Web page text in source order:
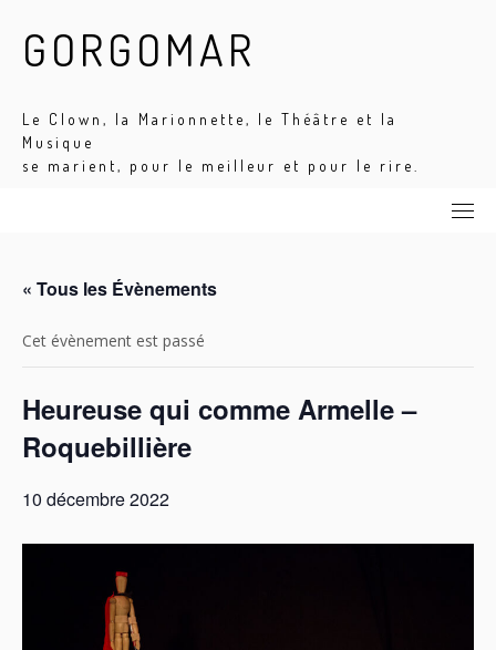
content
GORGOMAR
Le Clown, la Marionnette, le Théâtre et la
Musique
se marient, pour le meilleur et pour le rire.
« Tous les Évènements
Cet évènement est passé
Heureuse qui comme Armelle –
Roquebillière
10 décembre 2022